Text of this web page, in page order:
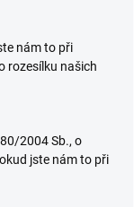
nám to při
rozesílku našich
2004 Sb., o
jste nám to při